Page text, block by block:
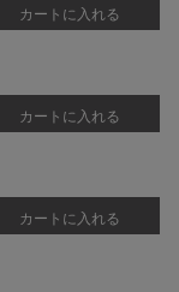
カートに入れる
カートに入れる
カートに入れる